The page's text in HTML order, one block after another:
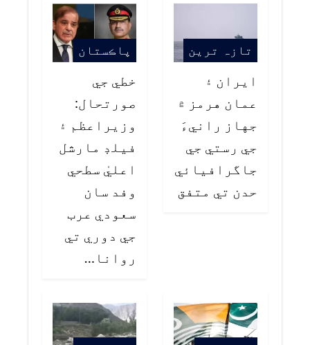
تازہ ترین
ايران ۽
عمان هرمز ۾
جهاز رانيءَ
جي رستي جي
جاگرافيائي
حدن تي متفق
پاڪستان
خطي جي
صورتحال:
وزيراعظم ۽
فيلڊ مارشل
اعليٰ سطحي
وفد سان
سعودي عرب
جي دوري تي
روانا…